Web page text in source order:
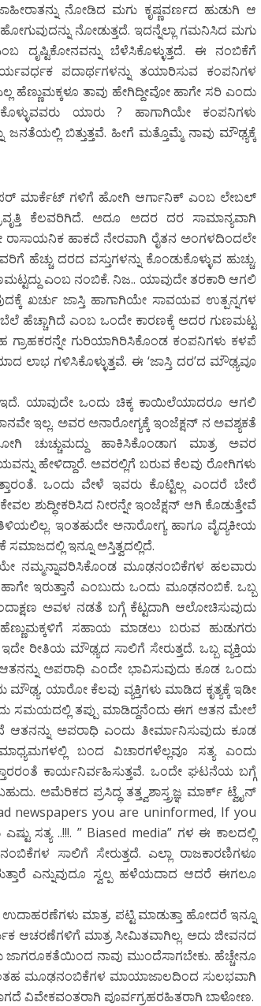
ನೋಡಿದ ಮಗು ಕೃಷ್ಣವರ್ಣದ ಹುಡುಗಿ ಆ
ನೋಡುತ್ತದೆ. ಇದನ್ನೆಲ್ಲಾ ಗಮನಿಸಿದ ಮಗು
ಬೆಳೆಸಿಕೊಳ್ಳುತ್ತದೆ. ಈ ನಂಬಿಕೆಗೆ
ಪದಾರ್ಥಗಳನ್ನು ತಯಾರಿಸುವ ಕಂಪನಿಗಳ
ತಾವು ಹೇಗಿದ್ದೀವೋ ಹಾಗೇ ಸರಿ ಎಂದು
ಯಾರು ? ಹಾಗಾಗಿಯೇ ಕಂಪನಿಗಳು
ಬಿತ್ತುತ್ತವೆ. ಹೀಗೆ ಮತ್ತೊಮ್ಮೆ ನಾವು ಮೌಢ್ಯಕ್ಕೆ
ಮಾರ್ಕೆಟ್ ಗಳಿಗೆ ಹೋಗಿ ಆರ್ಗಾನಿಕ್ ಎಂಬ ಲೇಬಲ್
ಕೆಲವರಿಗಿದೆ. ಅದೂ ಅದರ ದರ ಸಾಮಾನ್ಯವಾಗಿ
ಹಾಕದೆ ನೇರವಾಗಿ ರೈತನ ಅಂಗಳದಿಂದಲೇ
ದರದ ವಸ್ತುಗಳನ್ನು ಕೊಂಡುಕೊಳ್ಳುವ ಹುಚ್ಚು.
ಎಂಬ ನಂಬಿಕೆ. ನಿಜ.. ಯಾವುದೇ ತರಕಾರಿ ಆಗಲಿ
ಖರ್ಚು ಜಾಸ್ತಿ ಹಾಗಾಗಿಯೇ ಸಾವಯವ ಉತ್ಪನ್ನಗಳ
ಹೆಚ್ಚಾಗಿದೆ ಎಂಬ ಒಂದೇ ಕಾರಣಕ್ಕೆ ಅದರ ಗುಣಮಟ್ಟ
ಗುರಿಯಾಗಿರಿಸಿಕೊಂಡ ಕಂಪನಿಗಳು ಕಳಪೆ
ಲಾಭ ಗಳಿಸಿಕೊಳ್ಳುತ್ತವೆ. ಈ ‘ಜಾಸ್ತಿ ದರ’ದ ಮೌಢ್ಯವೂ
ಇದೆ. ಯಾವುದೇ ಒಂದು ಚಿಕ್ಕ ಕಾಯಿಲೆಯಾದರೂ ಆಗಲಿ
ಇಲ್ಲ. ಅವರ ಅನಾರೋಗ್ಯಕ್ಕೆ ಇಂಜೆಕ್ಷನ್ ನ ಅವಶ್ಯಕತೆ
ಚುಚ್ಚುಮದ್ದು ಹಾಕಿಸಿಕೊಂಡಾಗ ಮಾತ್ರ ಅವರ
ಹೇಳಿದ್ದಾರೆ. ಅವರಲ್ಲಿಗೆ ಬರುವ ಕೆಲವು ರೋಗಿಗಳು
ಒಂದು ವೇಳೆ ಇವರು ಕೊಟ್ಟಿಲ್ಲ ಎಂದರೆ ಬೇರೆ
ಶುದ್ಧೀಕರಿಸಿದ ನೀರನ್ನೇ ಇಂಜೆಕ್ಷನ್ ಆಗಿ ಕೊಡುತ್ತೇವೆ
ಇಂತಹುದೇ ಅನಾರೋಗ್ಯ ಹಾಗೂ ವೈದ್ಯಕೀಯ
ಇನ್ನೂ ಅಸ್ತಿತ್ವದಲ್ಲಿದೆ.
ನಮ್ಮನ್ನಾವರಿಸಿಕೊಂಡ ಮೂಢನಂಬಿಕೆಗಳ ಹಲವಾರು
ಇರುತ್ತಾನೆ ಎಂಬುದು ಒಂದು ಮೂಢನಂಬಿಕೆ. ಒಬ್ಬ
ಅವಳ ನಡತೆ ಬಗ್ಗೆ ಕೆಟ್ಟದಾಗಿ ಆಲೋಚಿಸುವುದು
ಸಹಾಯ ಮಾಡಲು ಬರುವ ಹುಡುಗರು
ರೀತಿಯ ಮೌಢ್ಯದ ಸಾಲಿಗೆ ಸೇರುತ್ತದೆ. ಒಬ್ಬ ವ್ಯಕ್ತಿಯ
ಅಪರಾಧಿ ಎಂದೇ ಭಾವಿಸುವುದು ಕೂಡ ಒಂದು
ಯಾರೋ ಕೆಲವು ವ್ಯಕ್ತಿಗಳು ಮಾಡಿದ ಕೃತ್ಯಕ್ಕೆ ಇಡೀ
ಸಮಯದಲ್ಲಿ ತಪ್ಪು ಮಾಡಿದ್ದನೆಂದು ಈಗ ಆತನ ಮೇಲೆ
ಅಪರಾಧಿ ಎಂದು ತೀರ್ಮಾನಿಸುವುದು ಕೂಡ
ಬಂದ ವಿಚಾರಗಳೆಲ್ಲವೂ ಸತ್ಯ ಎಂದು
ಕಾರ್ಯನಿರ್ವಹಿಸುತ್ತವೆ. ಒಂದೇ ಘಟನೆಯ ಬಗ್ಗೆ
ಅಮೆರಿಕದ ಪ್ರಸಿದ್ಧ ತತ್ತ್ವಶಾಸ್ತ್ರಜ್ಞ ಮಾರ್ಕ್ ಟ್ವೈನ್
newspapers you are uninformed, If you
ಸತ್ಯ ..!!!. ” Biased media” ಗಳ ಈ ಕಾಲದಲ್ಲಿ
ಸಾಲಿಗೆ ಸೇರುತ್ತದೆ. ಎಲ್ಲಾ ರಾಜಕಾರಣಿಗಳೂ
ಎನ್ನುವುದೂ ಸ್ವಲ್ಪ ಹಳೆಯದಾದ ಆದರೆ ಈಗಲೂ
ಮಾತ್ರ. ಪಟ್ಟಿ ಮಾಡುತ್ತಾ ಹೋದರೆ ಇನ್ನೂ
ಆಚರಣೆಗಳಿಗೆ ಮಾತ್ರ ಸೀಮಿತವಾಗಿಲ್ಲ. ಅದು ಜೀವನದ
ಜಾಗರೂಕತೆಯಿಂದ ನಾವು ಮುಂದೆಸಾಗಬೇಕು. ಹೆಚ್ಚೇನೂ
ಇಂತಹ ಮೂಢನಂಬಿಕೆಗಳ ಮಾಯಾಜಾಲದಿಂದ ಸುಲಭವಾಗಿ
ವಿವೇಕವಂತರಾಗಿ ಪೂರ್ವಗ್ರಹರಹಿತರಾಗಿ ಬಾಳೋಣ.